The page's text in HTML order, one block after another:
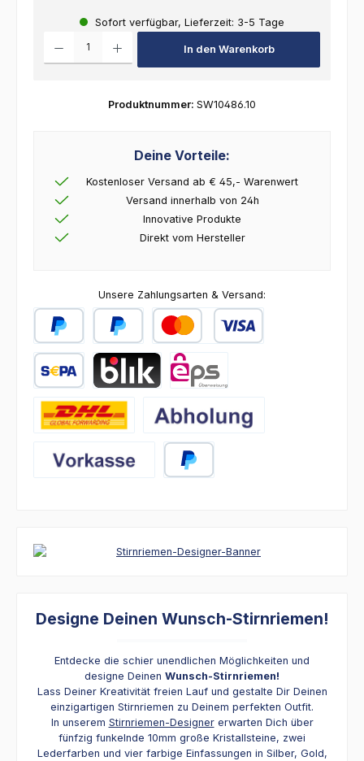
Sofort verfügbar, Lieferzeit: 3-5 Tage
In den Warenkorb
Produktnummer: SW10486.10
Deine Vorteile:
Kostenloser Versand ab € 45,- Warenwert
Versand innerhalb von 24h
Innovative Produkte
Direkt vom Hersteller
Unsere Zahlungsarten & Versand:
PayPal Später Bezahlen
Abholung
Designe Deinen Wunsch-Stirnriemen!
Entdecke die schier unendlichen Möglichkeiten und
designe Deinen Wunsch-Stirnriemen!
Lass Deiner Kreativität freien Lauf und gestalte Dir Deinen
einzigartigen Stirnriemen zu Deinem perfekten Outfit.
In unserem Stirnriemen-Designererwarten Dich über
fünfzig funkelnde 10mm große Kristallsteine, zwei
Lederfarben und vier farbige Einfassungen in Silber, Gold,